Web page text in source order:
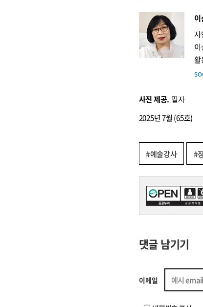
자
활
사진 제공. 필자
2025년 7월 (65호)
#예술강사 #
댓글 남기기
이메일